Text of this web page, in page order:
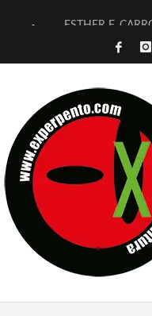
ESTHER F.
[TERRA DE
TIMBRE 4, LA
30 AÑOS (NO ES
D’BALDOMEROS
MARSHALL FLASH
JOFRE BARDAGÍ